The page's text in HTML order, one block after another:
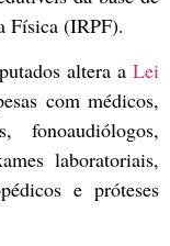
Física (IRPF).
altera a Lei
com médicos,
fonoaudiólogos,
laboratoriais,
e próteses